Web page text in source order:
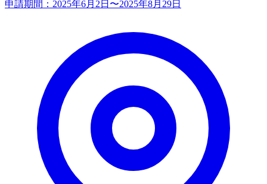
申請期間： 2025年6月2日〜2025年8月29日